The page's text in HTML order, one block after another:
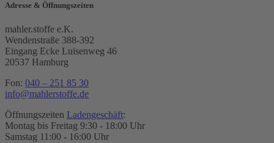
Adresse & Öffnungszeiten
mahler.stoffe e.K.
Wendenstraße 388-392
Eingang Ecke Luisenweg 46
20537 Hamburg
Fon: 040 – 251 85 30
info@mahlerstoffe.de
Öffnungszeiten Ladengeschäft:
Montag bis Freitag 9:30 - 18:00 Uhr
Samstag 11:00 - 16:00 Uhr